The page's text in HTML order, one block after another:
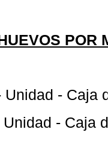
POR
Unidad - Caja
Unidad - Caja